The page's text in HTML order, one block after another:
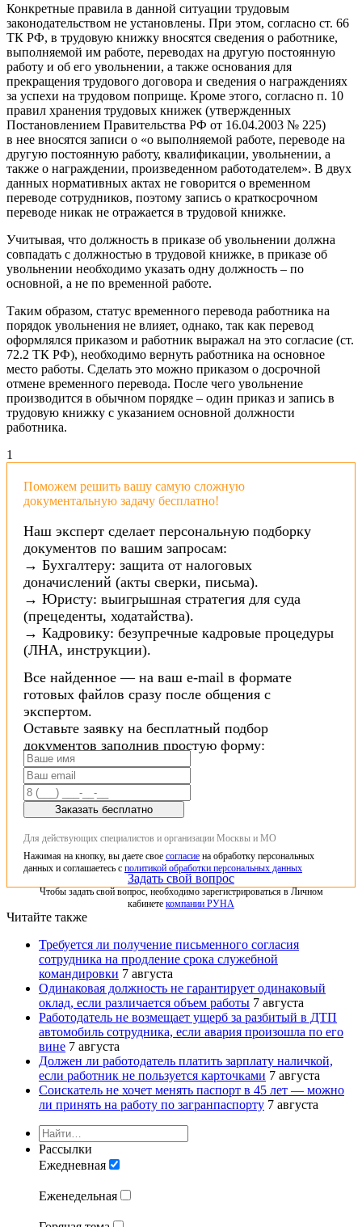
Конкретные правила в данной ситуации трудовым
законодательством не установлены. При этом, согласно ст. 66
ТК РФ, в трудовую книжку вносятся сведения о работнике,
выполняемой им работе, переводах на другую постоянную
работу и об его увольнении, а также основания для
прекращения трудового договора и сведения о награждениях
за успехи на трудовом поприще. Кроме этого, согласно п. 10
правил хранения трудовых книжек (утвержденных
Постановлением Правительства РФ от 16.04.2003 № 225)
в нее вносятся записи о «о выполняемой работе, переводе на
другую постоянную работу, квалификации, увольнении, а
также о награждении, произведенном работодателем». В двух
данных нормативных актах не говорится о временном
переводе сотрудников, поэтому запись о краткосрочном
переводе никак не отражается в трудовой книжке.
Учитывая, что должность в приказе об увольнении должна
совпадать с должностью в трудовой книжке, в приказе об
увольнении необходимо указать одну должность – по
основной, а не по временной работе.
Таким образом, статус временного перевода работника на
порядок увольнения не влияет, однако, так как перевод
оформлялся приказом и работник выражал на это согласие (ст.
72.2 ТК РФ), необходимо вернуть работника на основное
место работы. Сделать это можно приказом о досрочной
отмене временного перевода. После чего увольнение
производится в обычном порядке – один приказ и запись в
трудовую книжку с указанием основной должности
работника.
1
Поможем решить вашу самую сложную
документальную задачу бесплатно!
Наш эксперт сделает персональную подборку
документов по вашим запросам:
→ Бухгалтеру: защита от налоговых
доначислений (акты сверки, письма).
→ Юристу: выигрышная стратегия для суда
(прецеденты, ходатайства).
→ Кадровику: безупречные кадровые процедуры
(ЛНА, инструкции).
Все найденное — на ваш e-mail в формате
готовых файлов сразу после общения с
экспертом.
Оставьте заявку на бесплатный подбор
документов заполнив простую форму:
Заказать бесплатно
Для действующих специалистов и организации Москвы и МО
Нажимая на кнопку, вы даете свое согласие на обработку персональных
данных и соглашаетесь с политикой обработки персональных данных
Задать свой вопрос
Чтобы задать свой вопрос, необходимо зарегистрироваться в Личном
кабинете компании РУНА
Читайте также
Требуется ли получение письменного согласия
сотрудника на продление срока служебной
командировки 7 августа
Одинаковая должность не гарантирует одинаковый
оклад, если различается объем работы 7 августа
Работодатель не возмещает ущерб за разбитый в ДТП
автомобиль сотрудника, если авария произошла по его
вине 7 августа
Должен ли работодатель платить зарплату наличкой,
если работник не пользуется карточками 7 августа
Соискатель не хочет менять паспорт в 45 лет — можно
ли принять на работу по загранпаспорту 7 августа
Рассылки
Ежедневная
Еженедельная